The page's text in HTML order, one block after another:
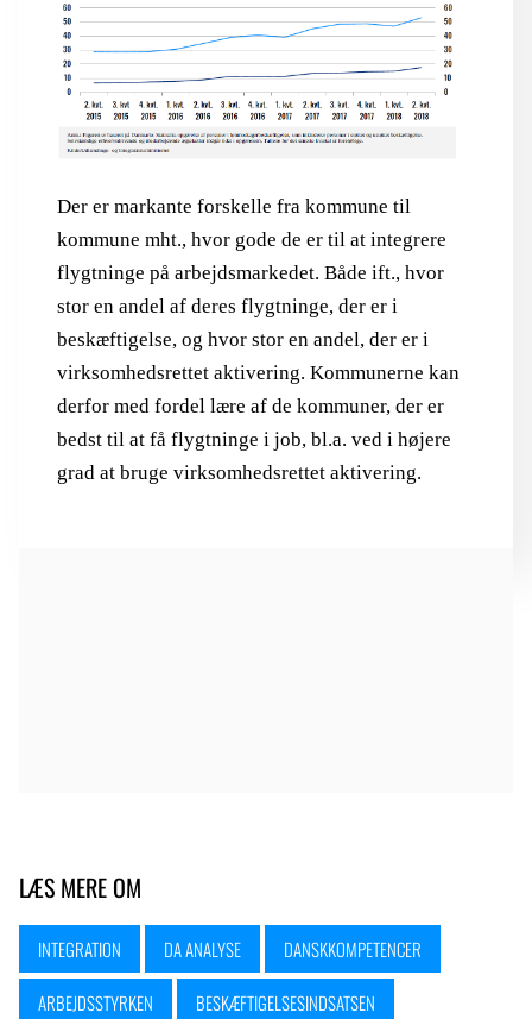
Der er markante forskelle fra kommune til
kommune mht., hvor gode de er til at integrere
flygtninge på arbejdsmarkedet. Både ift., hvor
stor en andel af deres flygtninge, der er i
beskæftigelse, og hvor stor en andel, der er i
virksomhedsrettet aktivering. Kommunerne kan
derfor med fordel lære af de kommuner, der er
bedst til at få flygtninge i job, bl.a. ved i højere
grad at bruge virksomhedsrettet aktivering.
LÆS MERE OM
INTEGRATION DA ANALYSE DANSKKOMPETENCER
ARBEJDSSTYRKEN BESKÆFTIGELSESINDSATSEN